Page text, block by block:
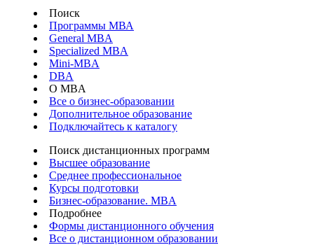
Поиск
Программы МВА
General MBA
Specialized MBA
Mini-MBA
DBA
О MBA
Все о бизнес-образовании
Дополнительное образование
Подключайтесь к каталогу
Поиск дистанционных программ
Высшее образование
Среднее профессиональное
Курсы подготовки
Бизнес-образование. MBA
Подробнее
Формы дистанционного обучения
Все о дистанционном образовании